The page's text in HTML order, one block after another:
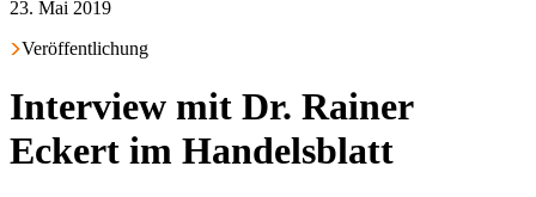
23. Mai 2019
Veröffentlichung
Interview mit Dr. Rainer
Eckert im Handelsblatt